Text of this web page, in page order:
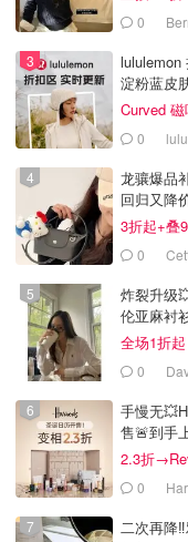
0
lululemon
淀粉蓝皮
Curved
0
龙骧爆品
回归又降
3折起+叠9
0
炸裂升级
伦亚麻衬
全场1折
0
手慢无
售🚨到手
2.3折
本！0
二次再降